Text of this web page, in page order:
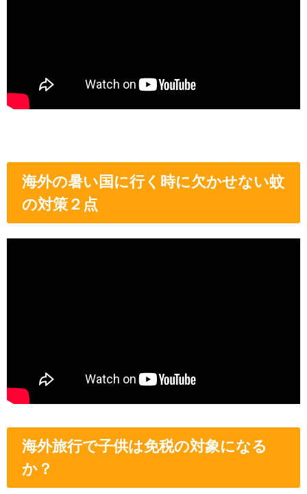
海外の暑い国に行く時に欠かせない蚊
の対策２点
海外旅行で子供は免税の対象になる
か？